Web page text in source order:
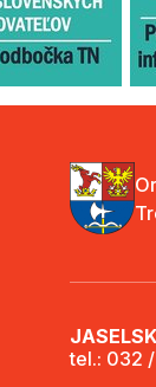
tel.: 032